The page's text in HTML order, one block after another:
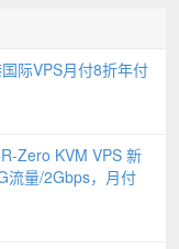
际VPS月付8折年付
Zero KVM VPS 新
流量/2Gbps，月付